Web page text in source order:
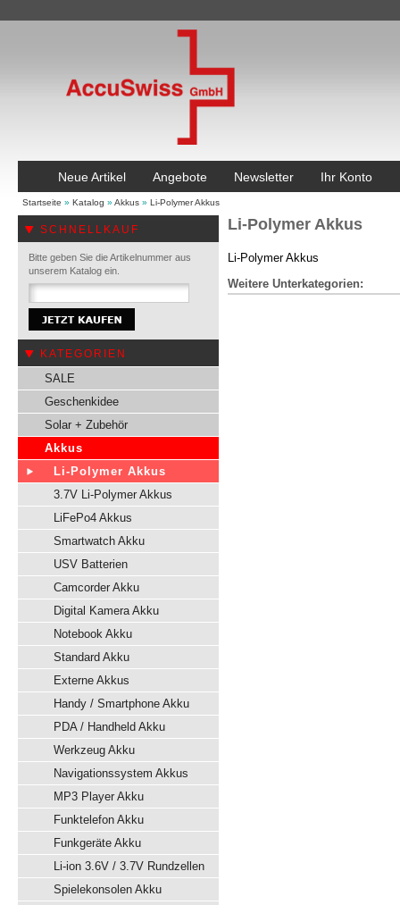
Neue Artikel Angebote Newsletter Ihr Konto
Startseite » Katalog » Akkus » Li-Polymer Akkus
SCHNELLKAUF
Bitte geben Sie die Artikelnummer aus
unserem Katalog ein.
KATEGORIEN
SALE
Geschenkidee
Solar + Zubehör
Akkus
Li-Polymer Akkus
3.7V Li-Polymer Akkus
LiFePo4 Akkus
Smartwatch Akku
USV Batterien
Camcorder Akku
Digital Kamera Akku
Notebook Akku
Standard Akku
Externe Akkus
Handy / Smartphone Akku
PDA / Handheld Akku
Werkzeug Akku
Navigationssystem Akkus
MP3 Player Akku
Funktelefon Akku
Funkgeräte Akku
Li-ion 3.6V / 3.7V Rundzellen
Spielekonsolen Akku
Li-Polymer Akkus
Li-Polymer Akkus
Weitere Unterkategorien: